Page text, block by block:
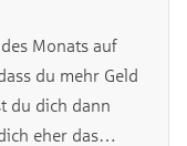
Monats auf
du mehr Geld
du dich dann
eher das